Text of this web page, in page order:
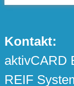
Kontakt:
aktivCARD
REIF